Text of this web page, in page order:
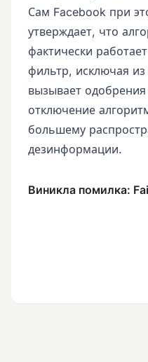
Сам Facebook при
утверждает, что
фактически
фильтр, исключая
вызывает
отключение
большему
дезинформации.